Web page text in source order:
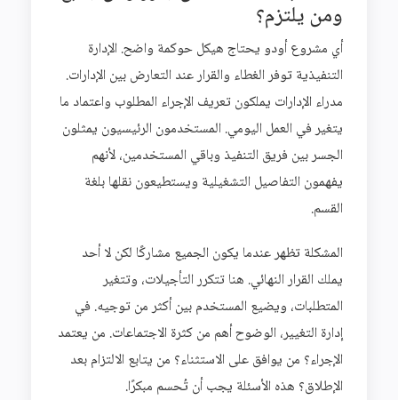
ومن يلتزم؟
أي مشروع أودو يحتاج هيكل حوكمة واضح. الإدارة
التنفيذية توفر الغطاء والقرار عند التعارض بين الإدارات.
مدراء الإدارات يملكون تعريف الإجراء المطلوب واعتماد ما
يتغير في العمل اليومي. المستخدمون الرئيسيون يمثلون
الجسر بين فريق التنفيذ وباقي المستخدمين، لأنهم
يفهمون التفاصيل التشغيلية ويستطيعون نقلها بلغة
القسم.
المشكلة تظهر عندما يكون الجميع مشاركًا لكن لا أحد
يملك القرار النهائي. هنا تتكرر التأجيلات، وتتغير
المتطلبات، ويضيع المستخدم بين أكثر من توجيه. في
إدارة التغيير، الوضوح أهم من كثرة الاجتماعات. من يعتمد
الإجراء؟ من يوافق على الاستثناء؟ من يتابع الالتزام بعد
الإطلاق؟ هذه الأسئلة يجب أن تُحسم مبكرًا.